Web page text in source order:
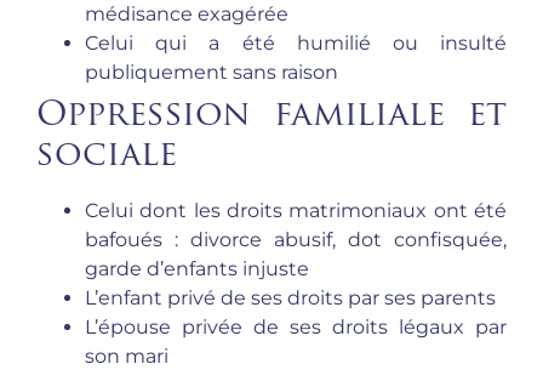
médisance exagérée
Celui qui a été humilié ou insulté
publiquement sans raison
Oppression familiale et
sociale
Celui dont les droits matrimoniaux ont été
bafoués : divorce abusif, dot confisquée,
garde d’enfants injuste
L’enfant privé de ses droits par ses parents
L’épouse privée de ses droits légaux par
son mari